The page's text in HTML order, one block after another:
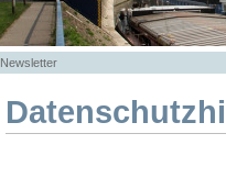
Newsletter